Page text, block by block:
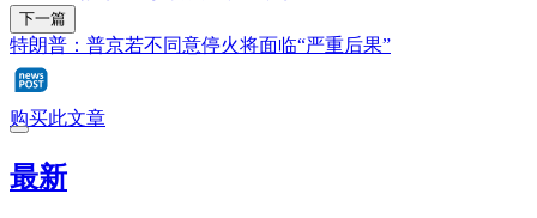
下一篇
特朗普：普京若不同意停火将面临“严重后果”
购买此文章
最新